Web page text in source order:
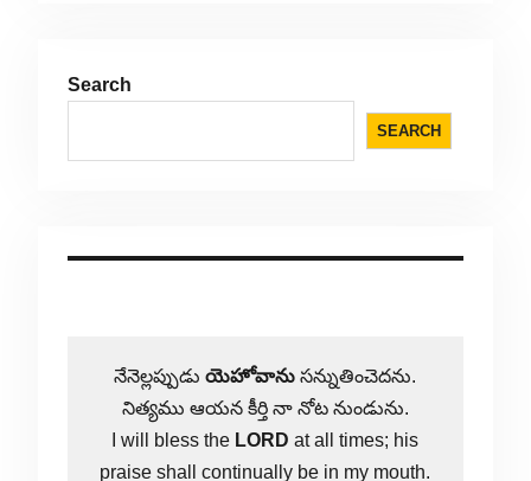
Search
SEARCH
నేనెల్లప్పుడుయెహోవాను సన్నుతించెదను.
నిత్యము ఆయన కీర్తి నా నోట నుండును.
I will bless the LORD at all times; his
praise shall continually be in my mouth.